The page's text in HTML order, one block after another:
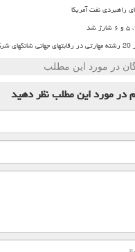
راهبردی نفت آمریکا
در مورد این مطلب
در مورد این مطلبنظر دهید